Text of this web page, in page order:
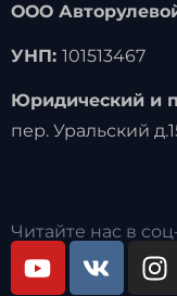
ООО
УНП: 101513467
Юридический и
пер. Уральский
Читайте нас в